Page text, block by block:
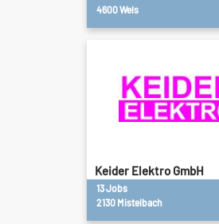
4600 Wels
Keider Elektro GmbH
13 Jobs
2130 Mistelbach